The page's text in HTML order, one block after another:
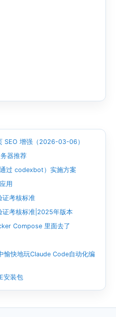
SEO 增强（2026-03-06）
器推荐
过 codexbot）实施方案
用
证考核标准
证考核标准|2025年版本
Compose 里面去了
愉快地玩Claude Code自动化编
安装包